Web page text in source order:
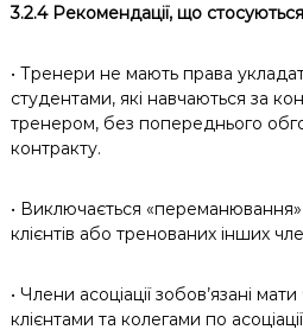
3.2.4 Рекомендації, що
• Тренери не мають права
студентами, які навчаються за
тренером, без попереднього
контракту.
• Виключається «переманювання»
клієнтів або тренованих інших
• Члени асоціації зобов’язані
клієнтами та колегами по